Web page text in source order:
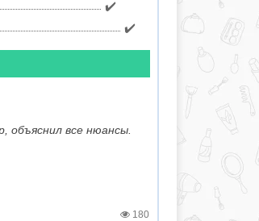
✔️
✔️
объяснил все нюансы.
180